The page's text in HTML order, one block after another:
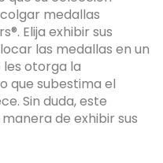
medallas
Elija exhibir sus
las medallas en un
les otorga la
que subestima el
Sin duda, este
de exhibir sus